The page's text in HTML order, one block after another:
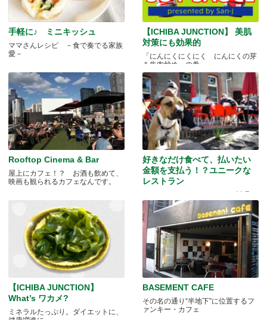
手軽に♪ ミニキッシュ
ママさんレシピ －食で奏でる家族
愛－
【ICHIBA JUNCTION】 美肌
対策にも効果的
「にんにくにくにく にんにくの芽
＆牛肉炒め」の巻
Rooftop Cinema & Bar
屋上にカフェ！？ お酒も飲めて、
映画も観られるカフェなんです。
好きなだけ食べて、払いたい
金額を支払う！？ユニークな
レストラン
オーガニックなベジタリアン料理を
楽しむ→社会貢献になる！
【ICHIBA JUNCTION】
What’s ワカメ?
ミネラルたっぷり。ダイエットに、
健康増進に。
BASEMENT CAFE
その名の通り“半地下”に位置するフ
ァンキー・カフェ